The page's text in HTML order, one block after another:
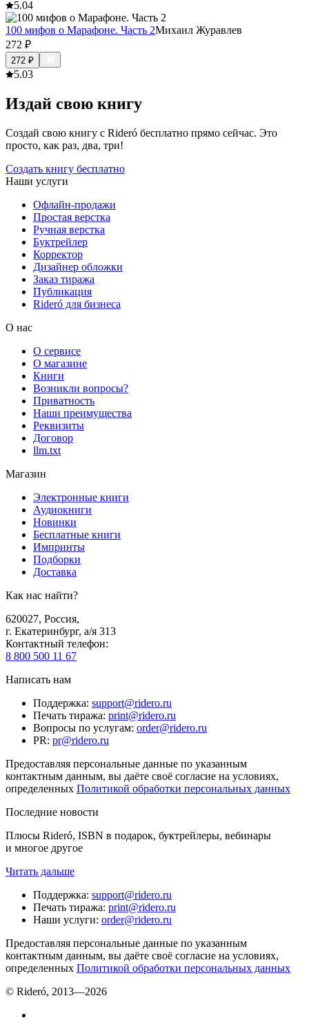
5.04
100 мифов о Марафоне. Часть 2Михаил Журавлев
272 ₽
272 ₽
5.03
Издай свою книгу
Создай свою книгу с Rideró бесплатно прямо сейчас. Это
просто, как раз, два, три!
Создать книгу бесплатно
Наши услуги
Офлайн-продажи
Простая верстка
Ручная верстка
Буктрейлер
Корректор
Дизайнер обложки
Заказ тиража
Публикация
Rideró для бизнеса
О нас
О сервисе
О магазине
Книги
Возникли вопросы?
Приватность
Наши преимущества
Реквизиты
Договор
llm.txt
Магазин
Электронные книги
Аудиокниги
Новинки
Бесплатные книги
Импринты
Подборки
Доставка
Как нас найти?
620027, Россия,
г. Екатеринбург, а/я 313
Контактный телефон:
8 800 500 11 67
Написать нам
Поддержка: support@ridero.ru
Печать тиража: print@ridero.ru
Вопросы по услугам: order@ridero.ru
PR: pr@ridero.ru
Предоставляя персональные данные по указанным
контактным данным, вы даёте своё согласие на условиях,
определенных Политикой обработки персональных данных
Последние новости
Плюсы Rideró, ISBN в подарок, буктрейлеры, вебинары
и многое другое
Читать дальше
Поддержка: support@ridero.ru
Печать тиража: print@ridero.ru
Наши услуги: order@ridero.ru
Предоставляя персональные данные по указанным
контактным данным, вы даёте своё согласие на условиях,
определенных Политикой обработки персональных данных
© Rideró, 2013—2026